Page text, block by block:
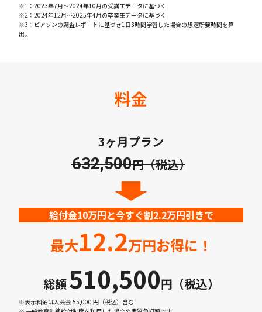
※1：2023年7月〜2024年10月の受講生データに基づく
※2：2024年12月〜2025年4月の卒業生データに基づく
※3：ピアソンの調査レポートに基づき1日3時間学習した場合の想定所要時間を算
出。
料金
3ヶ月プラン
632,500円（税込）
給付金10万円と今すぐ割2.2万円引きで
最大12.2万円お得に！
総額510,500円（税込）
※表示料金は入会金 55,000 円（税込）含む